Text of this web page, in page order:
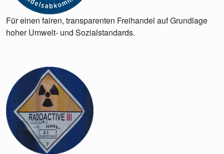
Für einen fairen, transparenten Freihandel auf Grundlage
hoher Umwelt- und Sozialstandards.